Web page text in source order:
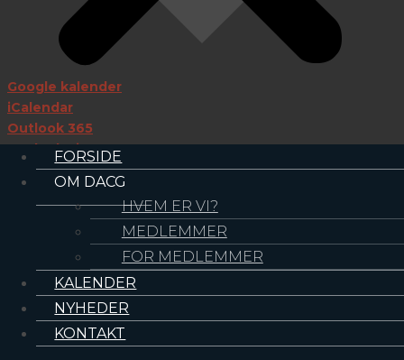
FORSIDE
OM DACG
HVEM ER VI?
MEDLEMMER
FOR MEDLEMMER
KALENDER
NYHEDER
KONTAKT
Google kalender
iCalendar
Outlook 365
Outlook Live
Detaljer
19. september 2025
20. september 2025
«NOAC-møde
ASTRO Annual Meeting»